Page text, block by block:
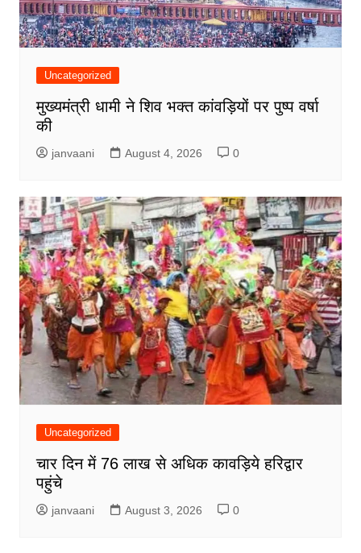
Uncategorized
मुख्यमंत्री धामी ने शिव भक्त कांवड़ियों पर पुष्प वर्षा
की
janvaani August 4, 2026 0
Uncategorized
चार दिन में 76 लाख से अधिक कावड़िये हरिद्वार
पहुंचे
janvaani August 3, 2026 0